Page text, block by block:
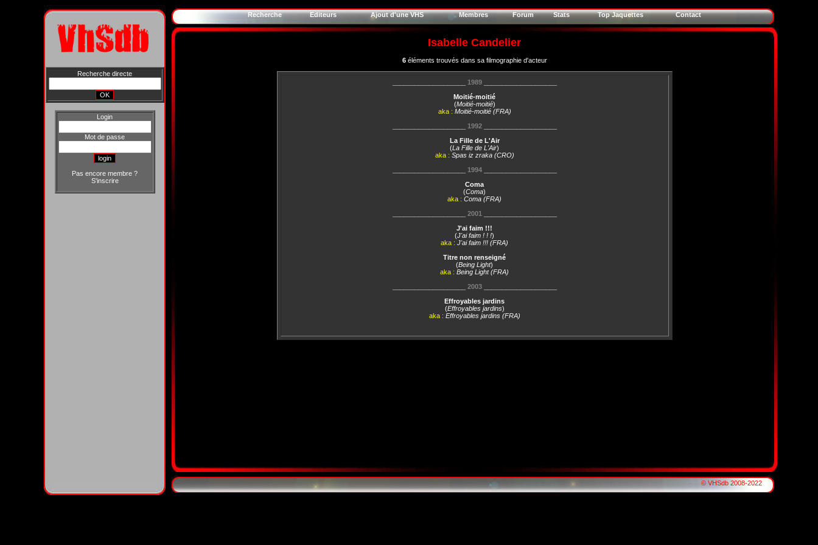
Recherche directe
Login
Mot de passe
Pas encore membre ?
S'inscrire
Recherche Editeurs Ajout d'une VHS Membres Forum Stats Top Jaquettes Contact
Isabelle Candelier
6éléments trouvés dans sa filmographie d'acteur
1989____________________
Moitié-moitié
(Moitié-moitié)
aka : Moitié-moitié (FRA)
1992____________________
La Fille de L'Air
(La Fille de L'Air)
aka : Spas iz zraka (CRO)
1994____________________
Coma
(Coma)
aka : Coma (FRA)
2001
J'ai faim !!!
(J'ai faim ! ! !)
aka : J'ai faim !!! (FRA)
Titre non renseigné
(Being Light)
aka : Being Light (FRA)
2003____________________
Effroyables jardins
(Effroyables jardins)
aka : Effroyables jardins (FRA)
© VHSdb 2008-2022